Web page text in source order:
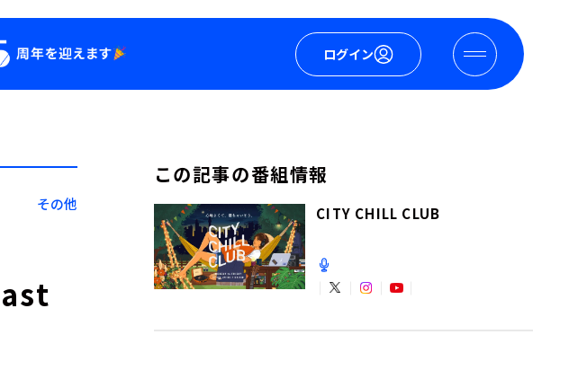
ログイン
その他
この記事の番組情報
CITY CHILL CLUB